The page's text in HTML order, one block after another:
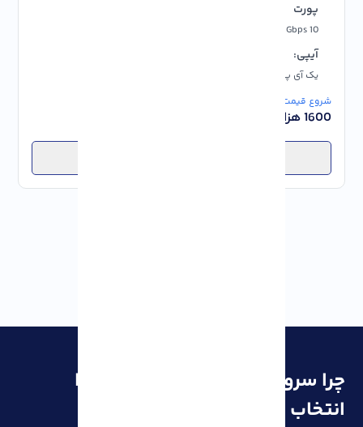
پورت
10 Gbps
آیپی:
یک آی پی رایگان IP4
شروع قیمت از:
1600 هزار تومان
چرا سرور مجازی آمریکا آذرسیس را
انتخاب کنیم؟